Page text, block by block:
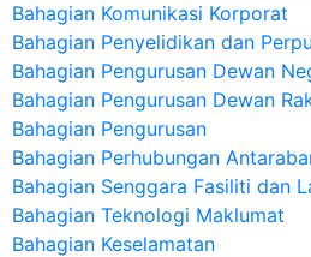
Bahagian Komunikasi Korporat
Bahagian Penyelidikan dan
Bahagian Pengurusan Dewan
Bahagian Pengurusan Dewan
Bahagian Pengurusan
Bahagian Perhubungan
Bahagian Senggara Fasiliti dan
Bahagian Teknologi Maklumat
Bahagian Keselamatan